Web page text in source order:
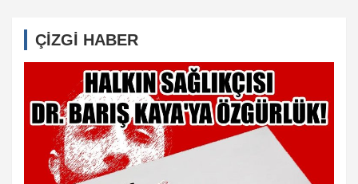
ÇİZGİ HABER